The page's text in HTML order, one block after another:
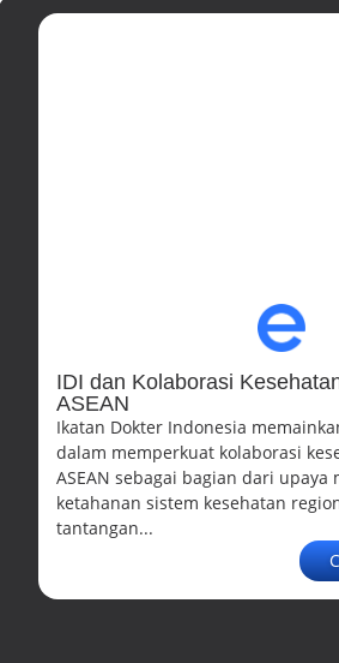
IDI dan Kolaborasi
ASEAN
Ikatan Dokter Indonesia
dalam memperkuat kolaborasi
ASEAN sebagai bagian dari upaya
ketahanan sistem kesehatan
tantangan...